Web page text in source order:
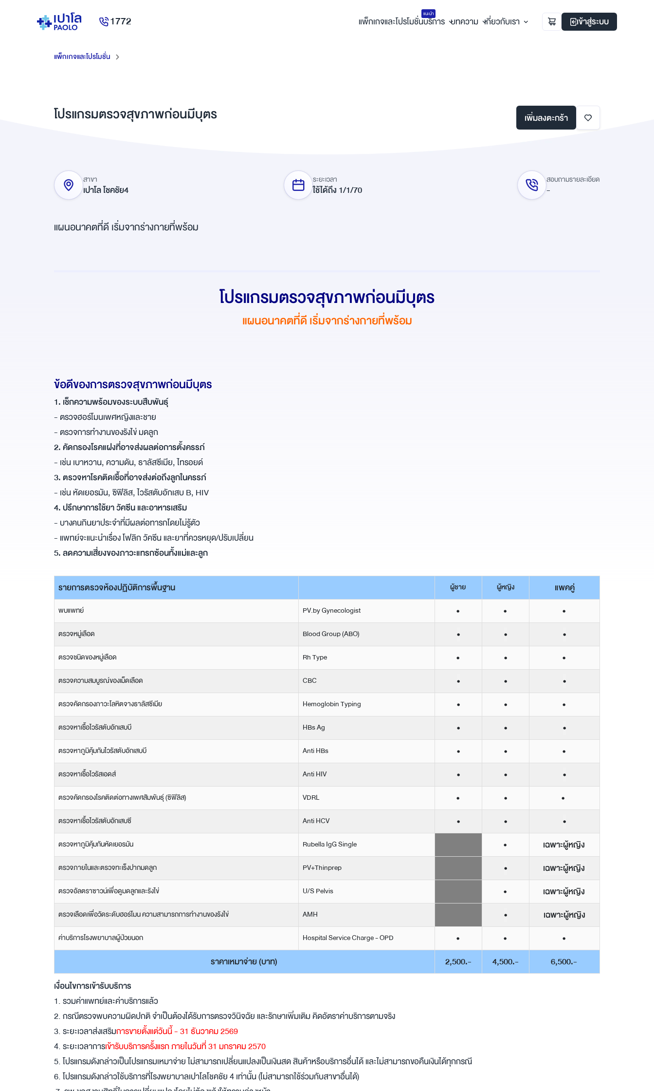
1772 แพ็กเกจและโปรโมชั่น
แนะนำ
บริการ บทความ เกี่ยวกับเรา เข้าสู่ระบบ
แพ็กเกจและโปรโมชั่น
โปรแกรมตรวจสุขภาพก่อนมีบุตร เพิ่มลงตะกร้า
สาขา
เปาโล โชคชัย4
ระยะเวลา
ใช้ได้ถึง 1/1/70
สอบถามรายละเอียด
-
แผนอนาคตที่ดี เริ่มจากร่างกายที่พร้อม
โปรแกรมตรวจสุขภาพก่อนมีบุตร
แผนอนาคตที่ดี เริ่มจากร่างกายที่พร้อม
ข้อดีของการตรวจสุขภาพก่อนมีบุตร
1. เช็กความพร้อมของระบบสืบพันธุ์
- ตรวจฮอร์โมนเพศหญิงและชาย
- ตรวจการทำงานของรังไข่ มดลูก
2. คัดกรองโรคแฝงที่อาจส่งผลต่อการตั้งครรภ์
- เช่น เบาหวาน, ความดัน, ธาลัสซีเมีย, ไทรอยด์
3. ตรวจหาโรคติดเชื้อที่อาจส่งต่อถึงลูกในครรภ์
- เช่น หัดเยอรมัน, ซิฟิลิส, ไวรัสตับอักเสบ B, HIV
4. ปรึกษาการใช้ยา วัคซีน และอาหารเสริม
- บางคนกินยาประจำที่มีผลต่อทารกโดยไม่รู้ตัว
- แพทย์จะแนะนำเรื่อง โฟลิก วัคซีน และยาที่ควรหยุด/ปรับเปลี่ยน
5. ลดความเสี่ยงของภาวะแทรกซ้อนทั้งแม่และลูก
รายการตรวจห้องปฏิบัติการพื้นฐาน ผู้ชาย ผู้หญิง แพคคู่
พบแพทย์ PV.by Gynecologist • • •
ตรวจหมู่เลือด Blood Group (ABO) • • •
ตรวจชนิดของหมู่เลือด Rh Type • • •
ตรวจความสมบูรณ์ของเม็ดเลือด CBC • • •
ตรวจคัดกรองภาวะโลหิตจางธาลัสซีเมีย Hemoglobin Typing • • •
ตรวจหาเชื้อไวรัสตับอักเสบบี HBs Ag • • •
ตรวจหาภูมิคุ้มกันไวรัสตับอักเสบบี Anti HBs • • •
ตรวจหาเชื้อไวรัสเอดส์ Anti HIV • • •
ตรวจคัดกรองโรคติดต่อทางเพศสัมพันธุ์ (ซิฟิลิส) VDRL • • •
ตรวจหาเชื้อไวรัสตับอักเสบซี Anti HCV • • •
ตรวจหาภูมิคุ้มกันหัดเยอรมัน Rubella IgG Single • เฉพาะผู้หญิง
ตรวจภายในและตรวจทะเร็งปากมดลูก PV+Thinprep • เฉพาะผู้หญิง
ตรวจอัลตราซาวน์เพื่อดูมดลูกและรังไข่ U/S Pelvis • เฉพาะผู้หญิง
ตรวจเลือดเพื่อวัดระดับฮอร์โมน ความสามารถการทำงานของรังไข่ AMH • เฉพาะผู้หญิง
ค่าบริการโรงพยาบาลผู้ป่วยนอก Hospital Service Charge - OPD • •
•
ราคาเหมาจ่าย (บาท)
2,500.- 4,500.-
6,500.-
เงื่อนไขการเข้ารับบริการ
1. รวมค่าแพทย์และค่าบริการแล้ว
2. กรณีตรวจพบความผิดปกติ จำเป็นต้องได้รับการตรวจวินิจฉัย และรักษาเพิ่มเติม คิดอัตราค่าบริการตามจริง
3. ระยะเวลาส่งเสริมการขายตั้งแต่วันนี้ - 31 ธันวาคม 2569
4. ระยะเวลาการเข้ารับบริการครั้งแรก ภายในวันที่ 31 มกราคม 2570
5. โปรแกรมดังกล่าวเป็นโปรแกรมเหมาจ่าย ไม่สามารถเปลี่ยนแปลงเป็นเงินสด สินค้าหรือบริการอื่นได้ และไม่สามารถขอคืนเงินได้ทุกกรณี
6. โปรแกรมดังกล่าวใช้บริการที่โรงพยาบาลเปาโลโชคชัย 4 เท่านั้น (ไม่สามารถใช้ร่วมกับสาขาอื่นได้)